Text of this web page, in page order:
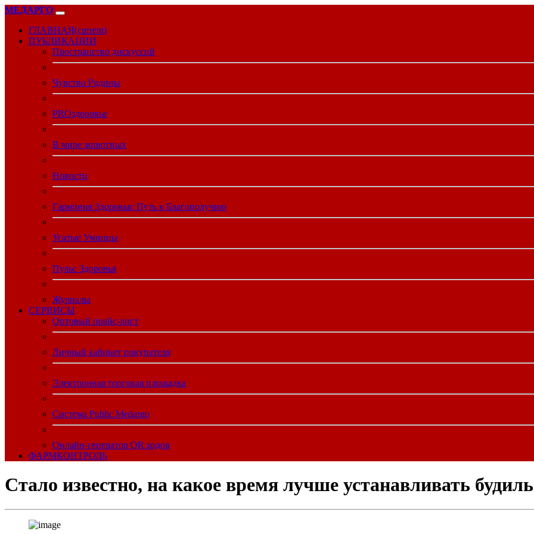
МЕДАРГО
ГЛАВНАЯ(current)
ПУБЛИКАЦИИ
Пространство дискуссий
Чувство Родины
PROздоровье
В мире животных
Новости
Гармония Здоровья: Путь к Благополучию
Усатые Умницы
Пульс Здоровья
Журналы
CЕРВИСЫ
Оптовый прайс-лист
Личный кабинет покупателя
Электронная торговая площадка
Система Public.Medargo
Онлайн-генератор QR кодов
ФАРМКОНТРОЛЬ
Стало известно, на какое время лучше устанавливать